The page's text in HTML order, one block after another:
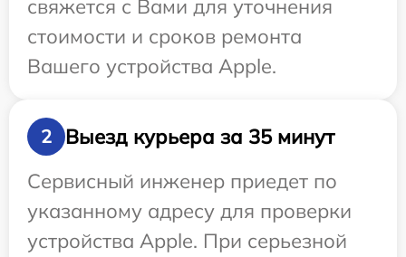
свяжется с Вами для уточнения
стоимости и сроков ремонта
Вашего устройства Apple.
2
Выезд курьера за 35 минут
Сервисный инженер приедет по
указанному адресу для проверки
устройства Apple. При серьезной